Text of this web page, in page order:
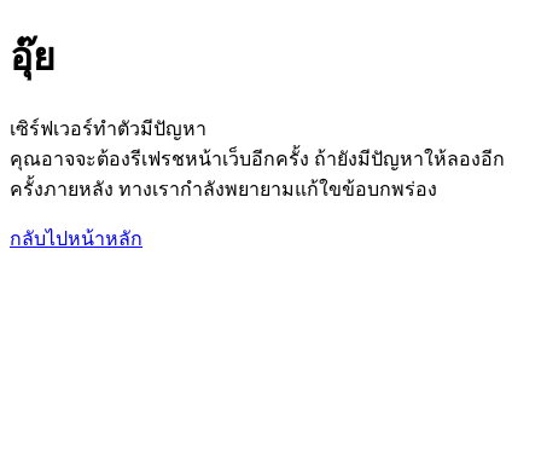
อุ๊ย
เซิร์ฟเวอร์ทำตัวมีปัญหา
คุณอาจจะต้องรีเฟรชหน้าเว็บอีกครั้ง ถ้ายังมีปัญหาให้ลองอีก
ครั้งภายหลัง ทางเรากำลังพยายามแก้ใขข้อบกพร่อง
กลับไปหน้าหลัก